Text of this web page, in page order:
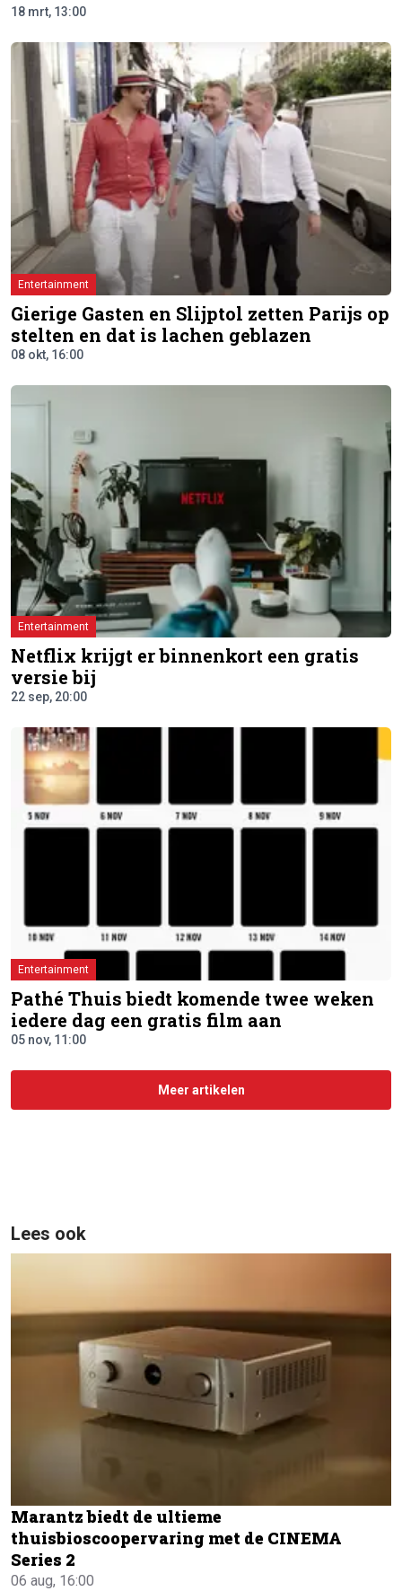
18 mrt, 13:00
Entertainment
Gierige Gasten en Slijptol zetten Parijs op
stelten en dat is lachen geblazen
08 okt, 16:00
Entertainment
Netflix krijgt er binnenkort een gratis
versie bij
22 sep, 20:00
Entertainment
Pathé Thuis biedt komende twee weken
iedere dag een gratis film aan
05 nov, 11:00
Meer artikelen
Lees ook
Marantz biedt de ultieme
thuisbioscoopervaring met de CINEMA
Series 2
06 aug, 16:00